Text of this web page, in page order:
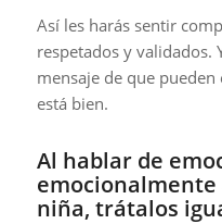
Así les harás sentir
respetados y validados.
mensaje de que
está bien.
Al hablar de
emocionalmente
niña, trátalos